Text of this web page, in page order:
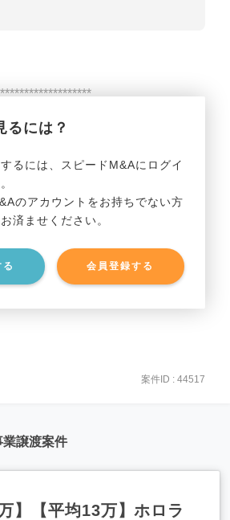
るには？
るには、スピードM&Aにログイ
のアカウントをお持ちでない方
済ませください。
会員登録する
********************
案件ID : 44517
譲渡案件
】【平均13万】ホロラ